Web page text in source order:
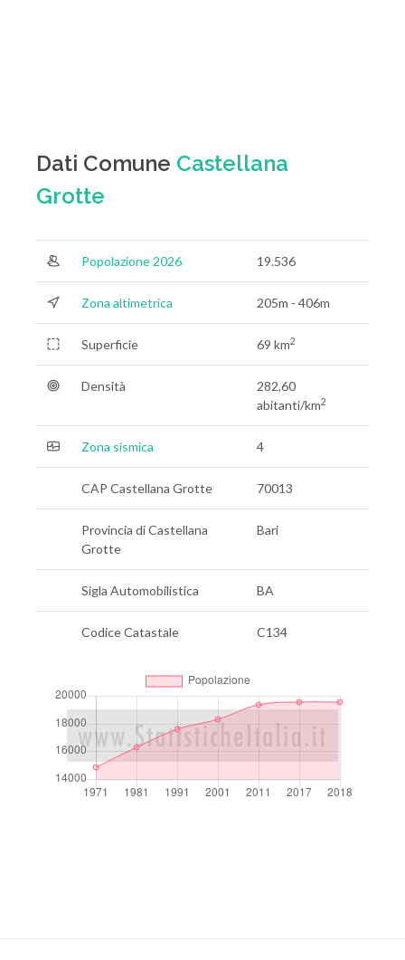
Dati Comune Castellana
Grotte
Popolazione 2026 19.536
Zona altimetrica 205m - 406m
Superficie 69 km2
Densità
282,60
abitanti/km2
Zona sismica 4
CAP Castellana Grotte 70013
Provincia di Castellana
Grotte
Bari
Sigla Automobilistica BA
Codice Catastale C134